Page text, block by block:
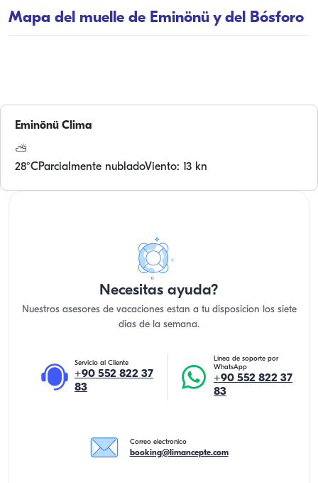
Mapa del muelle de Eminönü y del Bósforo
Eminönü Clima
⛅
28°CParcialmente nubladoViento: 13 kn
Necesitas ayuda?
Nuestros asesores de vacaciones estan a tu disposicion los siete
dias de la semana.
Servicio al Cliente
+90 552 822 37
83
Linea de soporte por
WhatsApp
+90 552 822 37
83
Correo electronico
booking@limancepte.com